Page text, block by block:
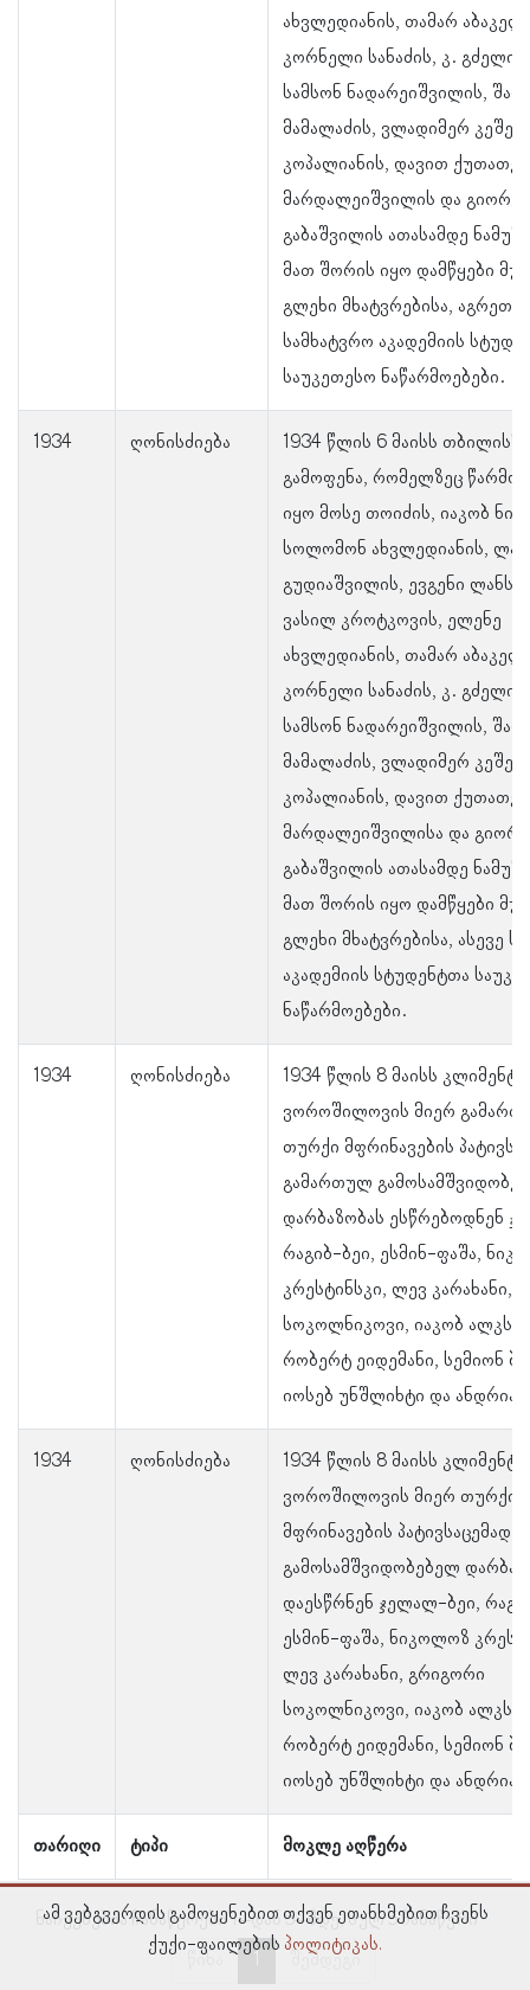
თარიღი ტიპი მოკლე აღწერა
ახვლედიანის, თამარ
კორნელი სანაძის, კ.
სამსონ ნადარეიშვილის,
მამალაძის, ვლადიმერ
კოპალიანის, დავით
მარდალეიშვილის და გიორგი
გაბაშვილის ათასამდე
მათ შორის იყო დამწყები
გლეხი მხატვრებისა, აგრეთვე
სამხატვრო აკადემიის
საუკეთესო ნაწარმოებები.
1934 ღონისძიება
1934 წლის 6 მაისს
გამოფენა, რომელზეც
იყო მოსე თოიძის, იაკობ
სოლომონ ახვლედიანის,
გუდიაშვილის, ევგენი
ვასილ კროტკოვის, ელენე
ახვლედიანის, თამარ
კორნელი სანაძის, კ.
სამსონ ნადარეიშვილის,
მამალაძის, ვლადიმერ
კოპალიანის, დავით
მარდალეიშვილისა და
გაბაშვილის ათასამდე
მათ შორის იყო დამწყები
გლეხი მხატვრებისა, ასევე
აკადემიის სტუდენტთა
ნაწარმოებები.
1934 ღონისძიება
1934 წლის 8 მაისს კლიმენტი
ვოროშილოვის მიერ
თურქი მფრინავების
გამართულ
დარბაზობას ესწრებოდნენ
რაგიბ-ბეი, ესმინ-ფაშა,
კრესტინსკი, ლევ კარახანი,
სოკოლნიკოვი, იაკობ
რობერტ ეიდემანი, სემიონ
იოსებ უნშლიხტი და ანდრია
1934 ღონისძიება
1934 წლის 8 მაისს კლიმენტი
ვოროშილოვის მიერ თურქი
მფრინავების პატივსაცემად
გამოსამშვიდობებელ
დაესწრნენ ჯელალ-ბეი,
ესმინ-ფაშა, ნიკოლოზ
ლევ კარახანი, გრიგორი
სოკოლნიკოვი, იაკობ
რობერტ ეიდემანი, სემიონ
იოსებ უნშლიხტი და ანდრია
ნაჩვენებია ჩანაწერები 1–დან 5–მდე, სულ 5 ჩანაწერი
წინა
შემდეგი
ამ ვებგვერდის გამოყენებით თქვენ ეთანხმებით ჩვენს
ქუქი-ფაილების პოლიტიკას.